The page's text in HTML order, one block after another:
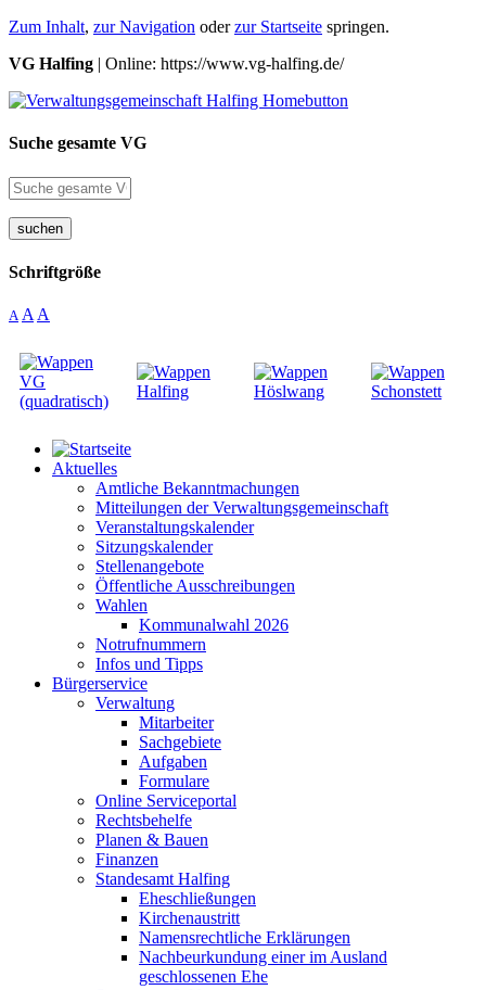
Zum Inhalt, zur Navigation oderzur Startseite springen.
VG Halfing | Online: https://www.vg-halfing.de/
Suche gesamte VG
suchen
Schriftgröße
A A A
Aktuelles
Amtliche Bekanntmachungen
Mitteilungen der Verwaltungsgemeinschaft
Veranstaltungskalender
Sitzungskalender
Stellenangebote
Öffentliche Ausschreibungen
Wahlen
Kommunalwahl 2026
Notrufnummern
Infos und Tipps
Bürgerservice
Verwaltung
Mitarbeiter
Sachgebiete
Aufgaben
Formulare
Online Serviceportal
Rechtsbehelfe
Planen & Bauen
Finanzen
Standesamt Halfing
Eheschließungen
Kirchenaustritt
Namensrechtliche Erklärungen
Nachbeurkundung einer im Ausland
geschlossenen Ehe